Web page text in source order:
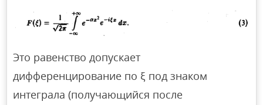
Это равенство допускает
дифференцирование по ξ под знаком
интеграла (получающийся после